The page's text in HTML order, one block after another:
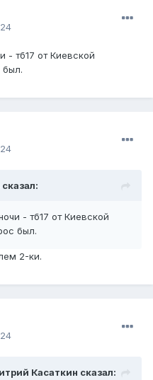
- тб17 от Киевской
был.
сказал:
- тб17 от Киевской
был.
2-ки.
Касаткин сказал: